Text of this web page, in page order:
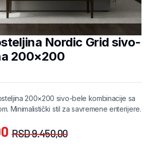
Nordic Grid sivo-
200×200
200×200 sivo-bele kombinacije sa
Minimalistički stil za savremene enterijere.
RSD9.450,00